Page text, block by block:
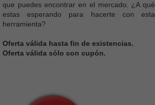
que puedes encontrar en el mercado. ¿A qué
estas esperando para hacerte con esta
herramienta?
Oferta válida hasta fin de existencias.
Oferta válida sólo con cupón.